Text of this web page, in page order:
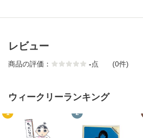
レビュー
商品の評価： -点 (0件)
ウィークリーランキング
1 2